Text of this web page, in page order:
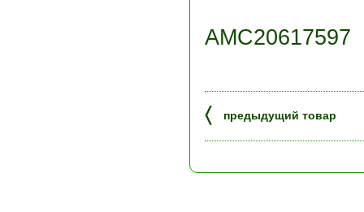
АМС20617597
〈 предыдущий товар